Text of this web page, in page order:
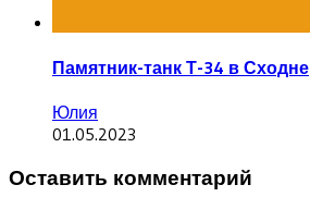
Памятник-танк Т-34 в Сходне
Юлия
01.05.2023
Оставить комментарий